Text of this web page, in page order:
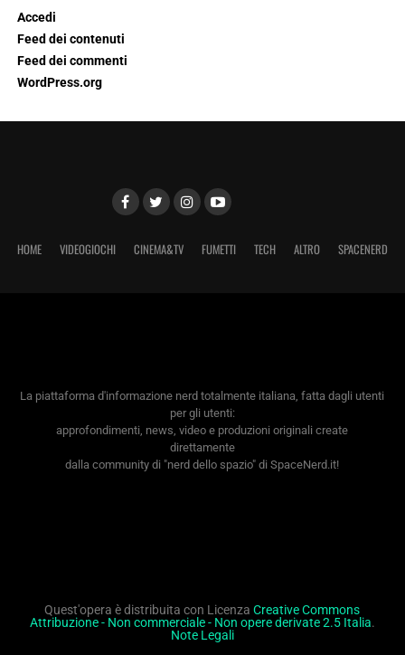
Accedi
Feed dei contenuti
Feed dei commenti
WordPress.org
HOME VIDEOGIOCHI CINEMA&TV FUMETTI TECH ALTRO SPACENERD
La piattaforma d'informazione nerd totalmente italiana, fatta dagli utenti
per gli utenti:
approfondimenti, news, video e produzioni originali create
direttamente
dalla community di "nerd dello spazio" di SpaceNerd.it!
Quest'opera è distribuita con LicenzaCreative Commons
Attribuzione - Non commerciale - Non opere derivate 2.5 Italia.
Note Legali